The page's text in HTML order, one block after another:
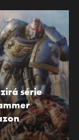
série